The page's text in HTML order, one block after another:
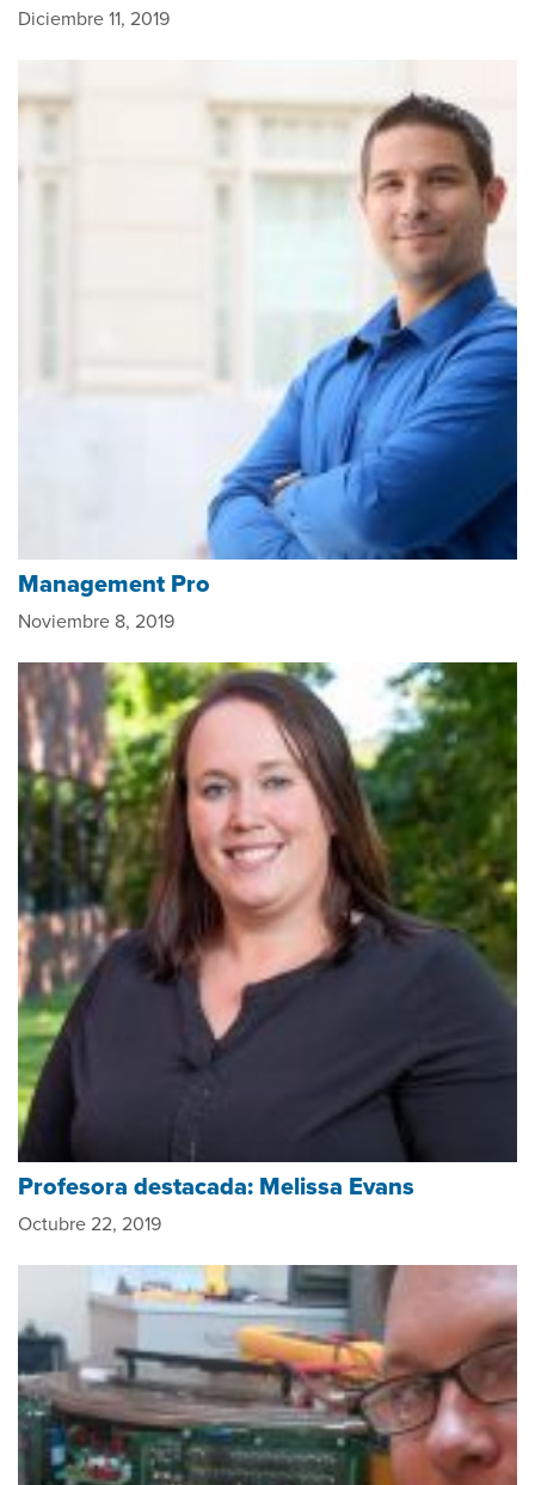
Diciembre 11, 2019
Management Pro
Noviembre 8, 2019
Profesora destacada: Melissa Evans
Octubre 22, 2019